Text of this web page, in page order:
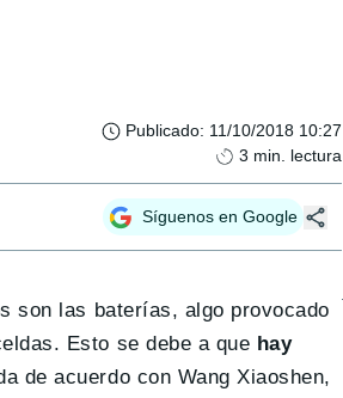
Publicado: 11/10/2018 10:27
3 min. lectura
Síguenos en Google
son las baterías, algo provocado
Esto se debe a que hay
de acuerdo con Wang Xiaoshen,